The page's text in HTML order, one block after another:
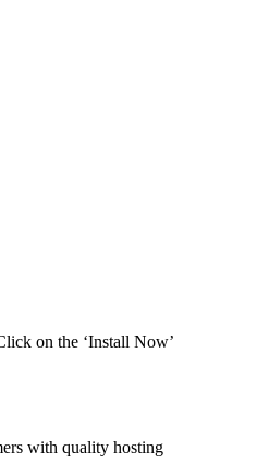
on the ‘Install Now’
with quality hosting